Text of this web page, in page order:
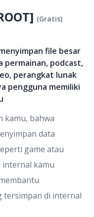
(Gratis)
file besar
permainan, podcast,
perangkat lunak
pengguna memiliki
kamu, bahwa
data
game atau
internal kamu
tersimpan di internal